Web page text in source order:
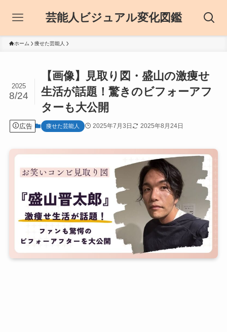
芸能人ビジュアル変化図鑑
ホーム 痩せた芸能人
【画像】見取り図・盛山の激痩せ
生活が話題！驚きのビフォーアフ
ターも大公開
2025
8/24
広告 痩せた芸能人 2025年7月3日 2025年8月24日